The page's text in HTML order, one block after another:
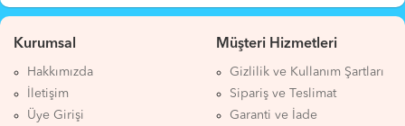
Kurumsal
Hakkımızda
İletişim
Üye Girişi
Müşteri Hizmetleri
Gizlilik ve Kullanım Şartları
Sipariş ve Teslimat
Garanti ve İade